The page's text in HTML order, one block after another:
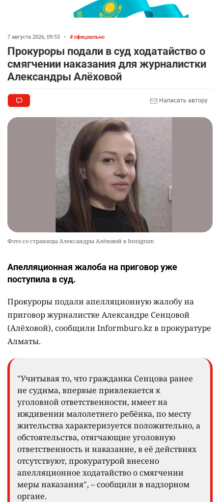
7 августа 2026, 09:53 • официально
Прокуроры подали в суд ходатайство о
смягчении наказания для журналистки
Александры Алёховой
Написать автору
Фото со страницы Александры Алёховой в Instagram
Апелляционная жалоба на приговор уже
поступила в суд.
Прокуроры подали апелляционную жалобу на
приговор журналистке Александре Сенцовой
(Алёховой), сообщили Informburo.kz в прокуратуре
Алматы.
"Учитывая то, что гражданка Сенцова ранее
не судима, впервые привлекается к
уголовной ответственности, имеет на
иждивении малолетнего ребёнка, по месту
жительства характеризуется положительно, а
обстоятельства, отягчающие уголовную
ответственность и наказание, в её действиях
отсутствуют, прокуратурой внесено
апелляционное ходатайство о смягчении
меры наказания", – сообщили в надзорном
органе.